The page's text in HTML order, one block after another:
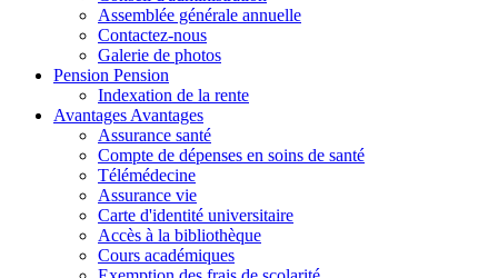
Assemblée générale annuelle
Contactez-nous
Galerie de photos
Pension Pension
Indexation de la rente
Avantages Avantages
Assurance santé
Compte de dépenses en soins de santé
Télémédecine
Assurance vie
Carte d'identité universitaire
Accès à la bibliothèque
Cours académiques